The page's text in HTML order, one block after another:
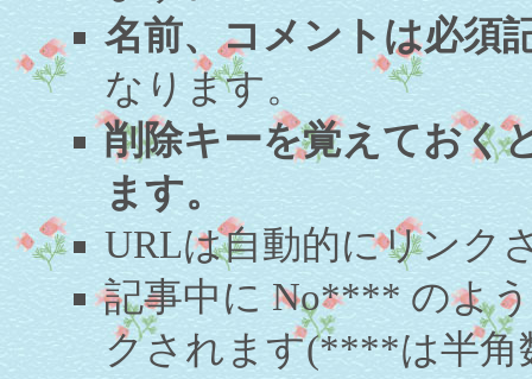
名前、コメントは必須
なります。
削除キーを覚えておく
ます。
URLは自動的にリンク
記事中に No**** のよ
クされます(****は半角